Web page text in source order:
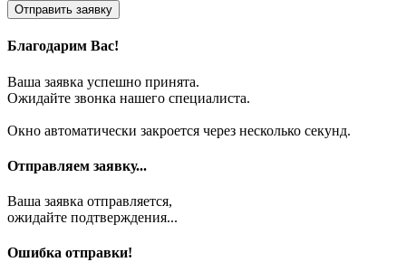
Отправить заявку
Благодарим Вас!
Ваша заявка успешно принята.
Ожидайте звонка нашего специалиста.
Окно автоматически закроется через несколько секунд.
Отправляем заявку...
Ваша заявка отправляется,
ожидайте подтверждения...
Ошибка отправки!